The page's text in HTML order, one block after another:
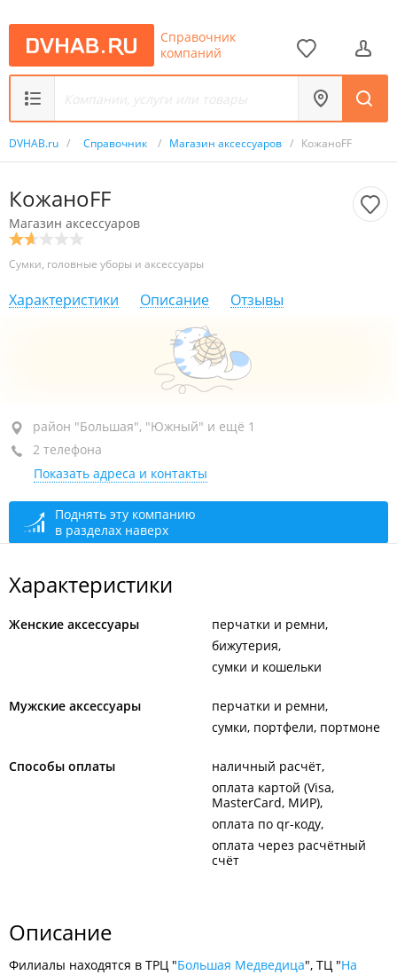
Справочник
компаний
DVHAB.ru / Справочник / Магазин аксессуаров / КожаноFF
КожаноFF
Магазин аксессуаров
Сумки, головные уборы и аксессуары
Характеристики Описание Отзывы
район "Большая", ул. Карла Маркса, 91
ТРЦ "Большая Медведица", 1-й этаж
открыто: 10:00–20:00
район "Большая", "Южный" и ещё 1
2 телефона
Показать адреса и контакты
Поднять эту компанию
в разделах наверх
Характеристики
Женские аксессуары
перчатки и ремни
бижутерия
сумки и кошельки
Мужские аксессуары
перчатки и ремни
сумки, портфели, портмоне
Способы оплаты
наличный расчёт
оплата картой (Visa,
MasterCard, МИР)
оплата по qr-коду
оплата через расчётный
счёт
Описание
Филиалы находятся в ТРЦ "Большая Медведица", ТЦ "На